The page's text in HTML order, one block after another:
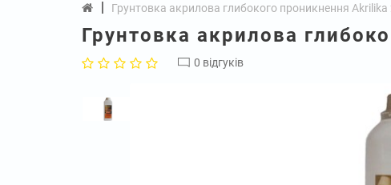
Грунтовка акрилова глибокого проникнення Akrilika
Грунтовка акрилова
0 відгуків